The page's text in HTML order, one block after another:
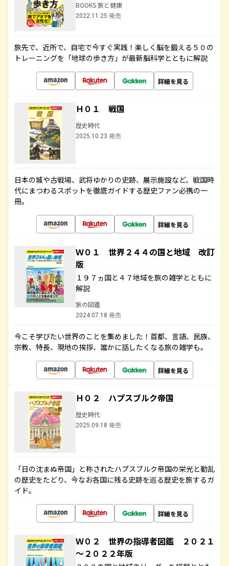
BOOKS 旅と健康
2022.11.25 発売
旅先で、近所で、自宅で今すぐ実践！楽しく脳を鍛える５０の
トレーニングを「地球の歩き方」が最新脳科学とともに解説
詳細を見る
Ｈ０１ 戦国
歴史時代
2025.10.23 発売
日本の城や古戦場、武将ゆかりの史跡、展示施設など、戦国時
代にまつわるスポットを徹底ガイドする歴史ファン必携の一
冊。
詳細を見る
Ｗ０１ 世界２４４の国と地域 改訂
版
１９７ヵ国と４７地域を旅の雑学とともに
解説
旅の図鑑
2024.07.18 発売
今こそ学びたい世界のことを集めました！首都、言語、民族、
宗教、特長、現地の挨拶、誰かに話したくなる旅の雑学も。
詳細を見る
Ｈ０２ ハプスブルク帝国
歴史時代
2025.09.18 発売
「日の沈まぬ帝国」と称されたハプスブルク帝国の栄光と動乱
の歴史をたどり、今なお各国に残る史跡を巡る歴史を旅するガ
イド。
詳細を見る
Ｗ０２ 世界の指導者図鑑 ２０２１
～２０２２年版